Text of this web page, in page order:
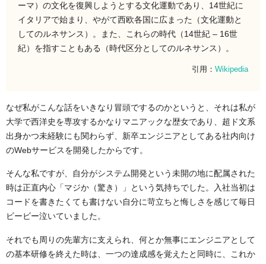
ーマ）の文化を復興しようとする文化運動であり、14世紀に
イタリアで始まり、やがて西欧各国に広まった（文化運動と
してのルネサンス）。また、これらの時代（14世紀 – 16世
紀）を指すこともある（時代区分としてのルネサンス）。
引用：Wikipedia
なぜ私がこんな話をいきなり冒頭でするのかというと、それは私が
大学で西洋史を専攻するかなりマニアックな歴女であり、超ド文系
出身かつ未経験にも関わらず、新卒エンジニアとしてある社内向け
のWebサービスを開発したからです。
そんな私ですが、自分がシステム開発という未開の地に配属された
時は正直内心「マジか（驚き）」という気持ちでした。入社当初は
コードを書きたくても書けない自分に苛立ちと悔しさを感じて毎日
ビービー泣いていました。
それでも周りの先輩方に支えられ、何とか無事にエンジニアとして
の基本研修を終えた時は、一つの達成感を覚えたと同時に、これか